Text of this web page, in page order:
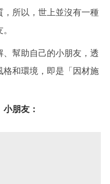
，所以，世上並沒有一種
幫助自己的小朋友，透
和環境，即是「因材施
朋友：